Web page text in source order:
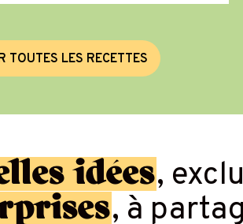
TOUTES LES RECETTES
idées,
, à